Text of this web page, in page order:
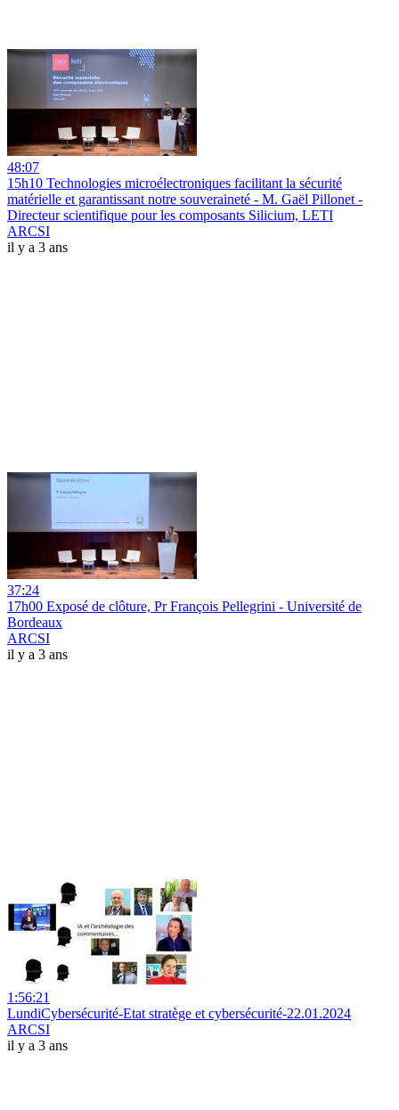
48:07
15h10 Technologies microélectroniques facilitant la sécurité
matérielle et garantissant notre souveraineté - M. Gaël Pillonet -
Directeur scientifique pour les composants Silicium, LETI
ARCSI
il y a 3 ans
37:24
17h00 Exposé de clôture, Pr François Pellegrini - Université de
Bordeaux
ARCSI
il y a 3 ans
1:56:21
LundiCybersécurité-Etat stratège et cybersécurité-22.01.2024
ARCSI
il y a 3 ans